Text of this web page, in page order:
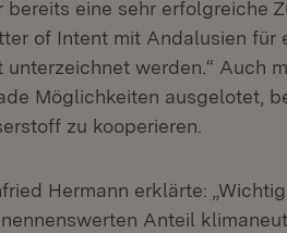
eine sehr erfolgreiche
of Intent mit Andalusien für
unterzeichnet werden.“ Auch
Möglichkeiten ausgelotet,
zu kooperieren.
Hermann erklärte:
Anteil